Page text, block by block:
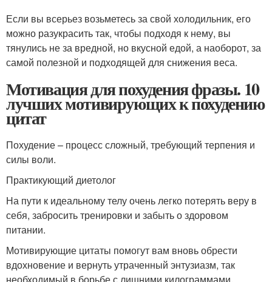
Если вы всерьез возьметесь за свой холодильник, его
можно разукрасить так, чтобы подходя к нему, вы
тянулись не за вредной, но вкусной едой, а наоборот, за
самой полезной и подходящей для снижения веса.
Мотивация для похудения фразы. 10
лучших мотивирующих к похудению
цитат
Похудение – процесс сложный, требующий терпения и
силы воли.
Практикующий диетолог
На пути к идеальному телу очень легко потерять веру в
себя, забросить тренировки и забыть о здоровом
питании.
Мотивирующие цитаты помогут вам вновь обрести
вдохновение и вернуть утраченный энтузиазм, так